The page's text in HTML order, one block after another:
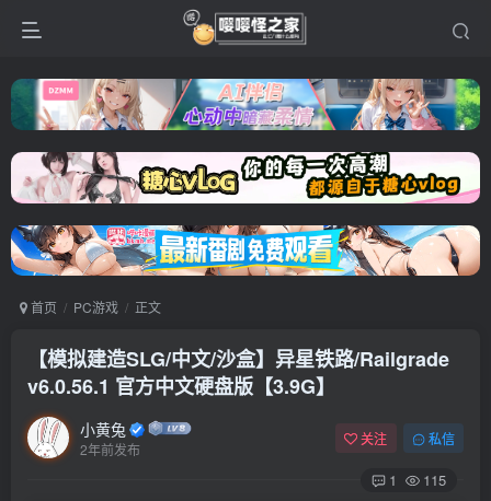
首页 PC游戏 正文
【模拟建造SLG/中文/沙盒】异星铁路/Railgrade
v6.0.56.1 官方中文硬盘版【3.9G】
小黄兔
2年前发布
关注 私信
1 115